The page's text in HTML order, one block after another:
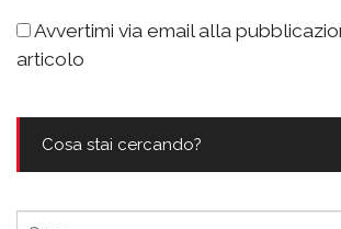
Avvertimi via email alla
articolo
Cosa stai cercando?